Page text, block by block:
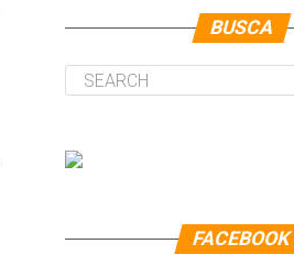
BUSCA
FACEBOOK